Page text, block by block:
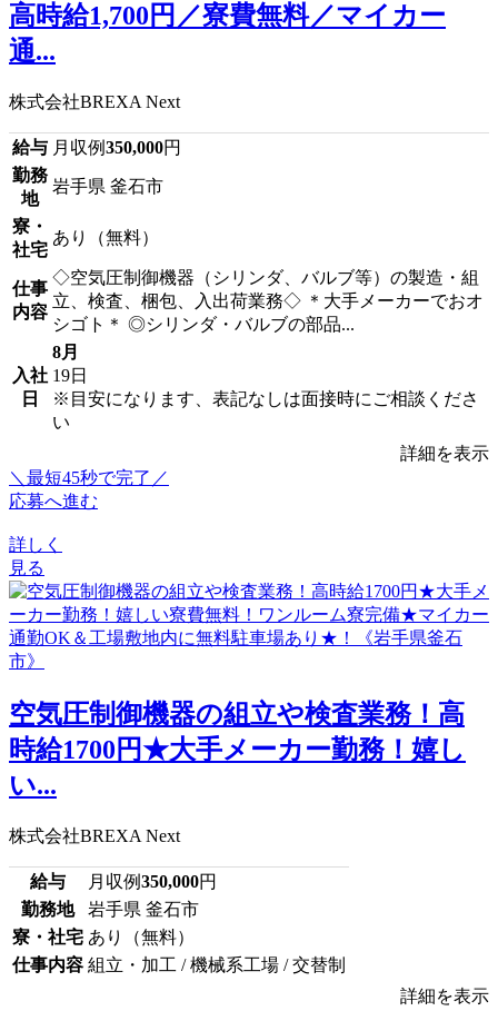
高時給1,700円／寮費無料／マイカー
通...
株式会社BREXA Next
給与 月収例350,000円
勤務
地
岩手県 釜石市
寮・
社宅
あり（無料）
仕事
内容
◇空気圧制御機器（シリンダ、バルブ等）の製造・組
立、検査、梱包、入出荷業務◇ ＊大手メーカーでおオ
シゴト＊ ◎シリンダ・バルブの部品...
入社
日
8月
19日
※目安になります、表記なしは面接時にご相談くださ
い
詳細を表示
＼最短45秒で完了／
応募へ進む
詳しく
見る
空気圧制御機器の組立や検査業務！高
時給1700円★大手メーカー勤務！嬉し
い...
株式会社BREXA Next
給与 月収例350,000円
勤務地
岩手県 釜石市
寮・社宅 あり（無料）
仕事内容 組立・加工 / 機械系工場 / 交替制
詳細を表示